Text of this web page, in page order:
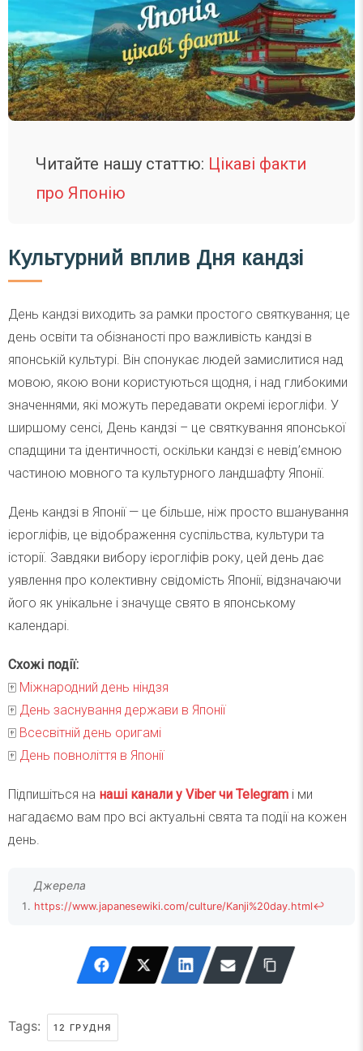
Читайте нашу статтю: Цікаві факти
про Японію
Культурний вплив Дня кандзі
День кандзі виходить за рамки простого святкування; це
день освіти та обізнаності про важливість кандзі в
японській культурі. Він спонукає людей замислитися над
мовою, якою вони користуються щодня, і над глибокими
значеннями, які можуть передавати окремі ієрогліфи. У
ширшому сенсі, День кандзі – це святкування японської
спадщини та ідентичності, оскільки кандзі є невід’ємною
частиною мовного та культурного ландшафту Японії.
День кандзі в Японії — це більше, ніж просто вшанування
ієрогліфів, це відображення суспільства, культури та
історії. Завдяки вибору ієрогліфів року, цей день дає
уявлення про колективну свідомість Японії, відзначаючи
його як унікальне і значуще свято в японському
календарі.
Схожі події:
🀄️ Міжнародний день ніндзя
🀄️ День заснування держави в Японії
🀄️ Всесвітній день оригамі
🀄️ День повноліття в Японії
Підпишіться на наші канали у Viber чи Telegram і ми
нагадаємо вам про всі актуальні свята та події на кожен
день.
https://www.japanesewiki.com/culture/Kanji%20day.html↩
Tags: 12 ГРУДНЯ